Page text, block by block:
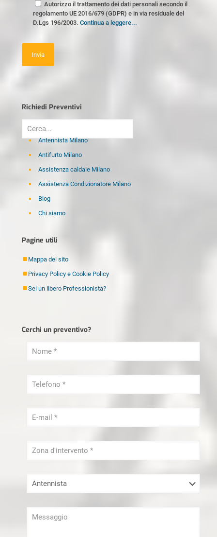
Autorizzo il trattamento dei dati personali secondo il
regolamento UE 2016/679 (GDPR) e in via residuale del
D.Lgs 196/2003. Continua a leggere...
Richiedi Preventivi
Antennista Milano
Antifurto Milano
Assistenza caldaie Milano
Assistenza Condizionatore Milano
Blog
Chi siamo
Elettricista Milano
Fabbro Milano
Idraulico Milano
Imbianchino Milano
Ristrutturazioni Milano
Tapparellista Milano
Pagine utili
Mappa del sito
Privacy Policy e Cookie Policy
Sei un libero Professionista?
Cerchi un preventivo?